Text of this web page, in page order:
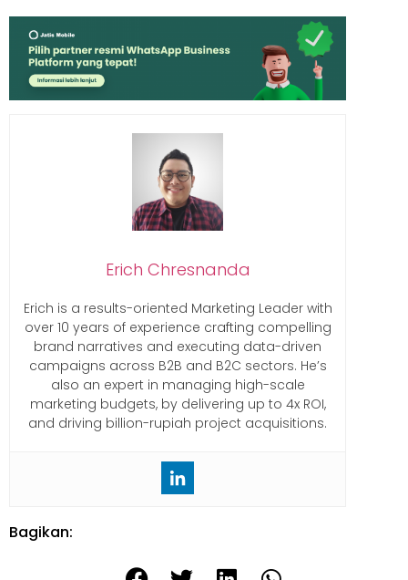
Bagikan:
Erich Chresnanda
Erich is a results-oriented Marketing Leader with
over 10 years of experience crafting compelling
brand narratives and executing data-driven
campaigns across B2B and B2C sectors. He’s
also an expert in managing high-scale
marketing budgets, by delivering up to 4x ROI,
and driving billion-rupiah project acquisitions.